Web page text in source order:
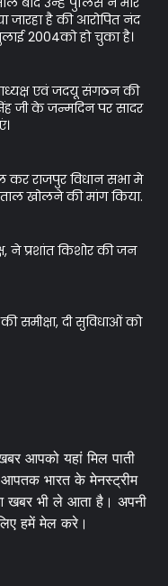
जारहा है की आरोपित नंद
2004को हो चुका है।
एवं जदयू संगठन की
जी के जन्मदिन पर सादर
कर राजपुर विधान सभा मे
खोलने की मांग किया.
ने प्रशांत किशोर की जन
समीक्षा, दी सुविधाओं को
आपको यहां मिल पाती
आपतक भारत के मेनस्ट्रीम
खबर भी ले आता है। अपनी
हमें मेल करे।